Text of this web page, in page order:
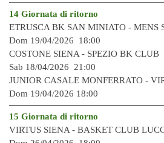
14 Giornata di ritorno
ETRUSCA BK SAN MINIATO - MENS
Dom 19/04/2026 18:00
COSTONE SIENA - SPEZIO BK CLUB
Sab 18/04/2026 21:00
JUNIOR CASALE MONFERRATO -
Dom 19/04/2026 18:00
15 Giornata di ritorno
VIRTUS SIENA - BASKET CLUB